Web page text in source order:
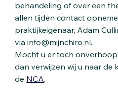
behandeling of over een
allen tijden contact
praktijkeigenaar, Adam
viainfo@mijnchiro.nl.
Mocht u er toch
dan verwijzen wij u naar
de NCA.